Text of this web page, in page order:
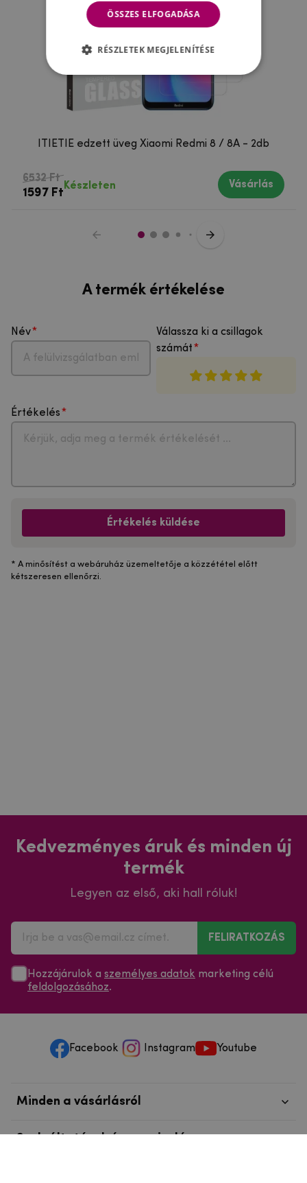
ITIETIE edzett üveg Xiaomi Redmi 8 / 8A - 2db
6532 Ft
1597 Ft
Készleten Vásárlás
A termék értékelése
Név
Válassza ki a csillagok
számát
Értékelés
Értékelés küldése
* A minősítést a webáruház üzemeltetője a közzététel előtt
kétszeresen ellenőrzi.
Kedvezményes áruk és minden új
termék
Legyen az első, aki hall róluk!
FELIRATKOZÁS
Hozzájárulok a személyes adatok marketing célú
feldolgozásához.
Facebook Instagram Youtube
Minden a vásárlásról
ÖSSZES ELFOGADÁSA
RÉSZLETEK MEGJELENÍTÉSE